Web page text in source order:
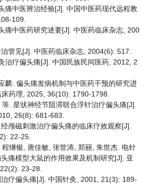
痛中医辨治经验[J]. 中国中医药现代远程教
109.
痛中医药研究述要[J]. 中医药临床杂志, 200
管见[J]. 中医药临床杂志, 2004(6): 517.
治疗偏头痛[J]. 中国民族民间医药, 2012, 2
麟. 偏头痛发病机制与中医药干预的研究进
药理, 2025, 36(10): 1790-1798.
. 星状神经节阻滞联合浮针治疗偏头痛[J].
26(8): 681-683.
颅磁刺激治疗偏头痛的临床疗效观察[J].
22-25.
继银, 唐佳敏, 张世涛, 郑丽, 朱世杰. 电针
痛模型大鼠的作用效果及机制研究[J]. 亚
23-28.
疗偏头痛[J]. 中国针灸, 2001, 21(3): 189-